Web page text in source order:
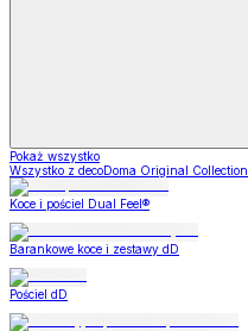
Pokaż wszystko
Wszystko z decoDoma Original Collection
Koce i pościel Dual Feel®
Barankowe koce i zestawy dD
Pościel dD